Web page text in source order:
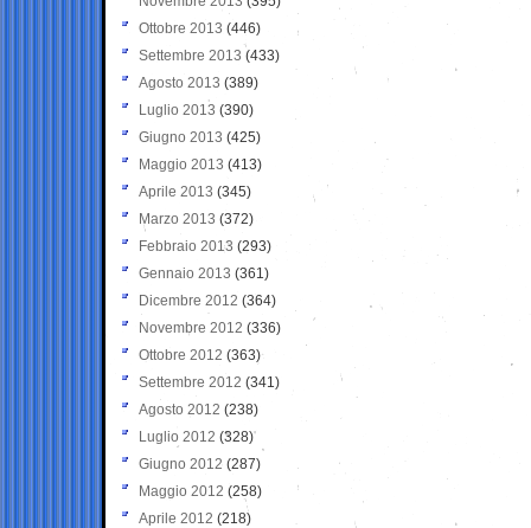
Ottobre 2013 (446)
Settembre 2013 (433)
Agosto 2013 (389)
Luglio 2013 (390)
Giugno 2013 (425)
Maggio 2013 (413)
Aprile 2013 (345)
Marzo 2013 (372)
Febbraio 2013 (293)
Gennaio 2013 (361)
Dicembre 2012 (364)
Novembre 2012 (336)
Ottobre 2012 (363)
Settembre 2012 (341)
Agosto 2012 (238)
Luglio 2012 (328)
Giugno 2012 (287)
Maggio 2012 (258)
Aprile 2012 (218)